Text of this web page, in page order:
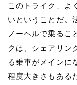
このトライク、よ
いということだ。
ノーヘルで乗るこ
クは、シェアリン
る乗車がメインに
程度大きさもある